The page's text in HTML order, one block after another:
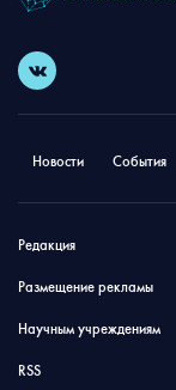
Новости События
Редакция
Размещение рекламы
Научным учреждениям
RSS